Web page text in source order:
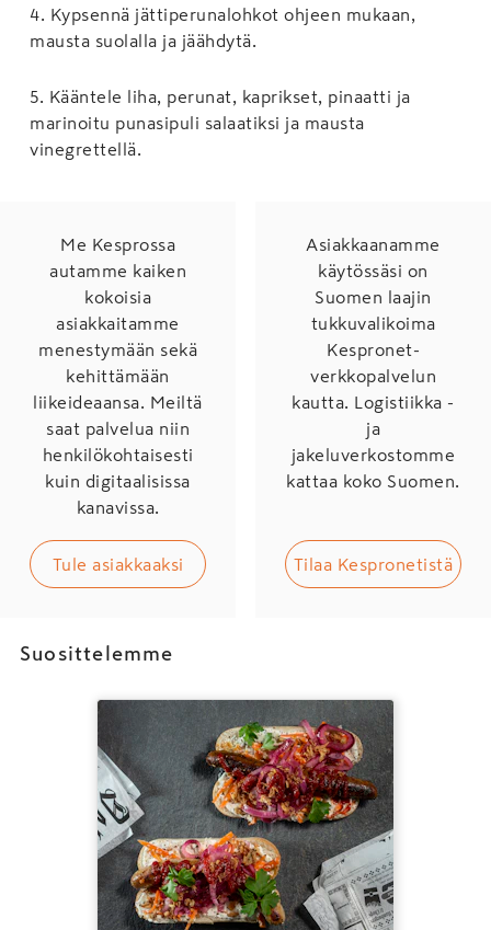
4
Kypsennä jättiperunalohkot ohjeen mukaan,
mausta suolalla ja jäähdytä.
5
Kääntele liha, perunat, kaprikset, pinaatti ja
marinoitu punasipuli salaatiksi ja mausta
vinegrettellä.
Me Kesprossa
autamme kaiken
kokoisia
asiakkaitamme
menestymään sekä
kehittämään
liikeideaansa. Meiltä
saat palvelua niin
henkilökohtaisesti
kuin digitaalisissa
kanavissa.
Tule asiakkaaksi
Asiakkaanamme
käytössäsi on
Suomen laajin
tukkuvalikoima
Kespronet-
verkkopalvelun
kautta. Logistiikka -
ja
jakeluverkostomme
kattaa koko Suomen.
Tilaa Kespronetistä
Suosittelemme